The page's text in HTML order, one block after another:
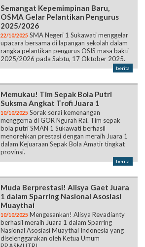
Semangat Kepemimpinan Baru,
OSMA Gelar Pelantikan Pengurus
2025/2026
22/10/2025 SMA Negeri 1 Sukawati menggelar
upacara bersama di lapangan sekolah dalam
rangka pelantikan pengurus OSIS masa bakti
2025/2026 pada Sabtu, 17 Oktober 2025.
berita
Memukau! Tim Sepak Bola Putri
Suksma Angkat Trofi Juara 1
10/10/2025 Sorak sorai kemenangan
menggema di GOR Ngurah Rai. Tim sepak
bola putri SMAN 1 Sukawati berhasil
menorehkan prestasi dengan meraih Juara 1
dalam Kejuaraan Sepak Bola Amatir tingkat
provinsi.
berita
Muda Berprestasi! Alisya Gaet Juara
1 dalam Sparring Nasional Asosiasi
Muaythai
10/10/2025 Mengesankan! Alisya Revadianty
berhasil meraih Juara 1 dalam Sparring
Nasional Asosiasi Muaythai Indonesia yang
diselenggarakan oleh Ketua Umum